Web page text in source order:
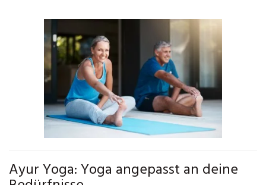
Ayur Yoga: Yoga angepasst an deine